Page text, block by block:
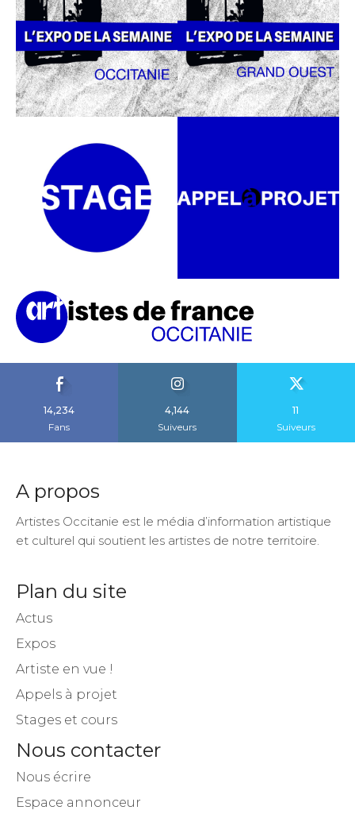
14,234
Fans
4,144
Suiveurs
11
Suiveurs
A propos
Artistes Occitanie est le média d’information artistique
et culturel qui soutient les artistes de notre territoire.
Plan du site
Actus
Expos
Artiste en vue !
Appels à projet
Stages et cours
Nous contacter
Nous écrire
Espace annonceur